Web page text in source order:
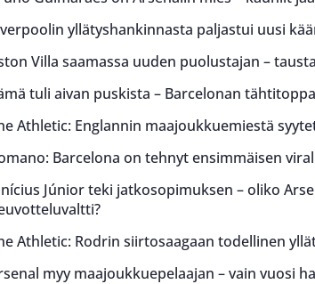
yllätyshankinnasta paljastui uusi
Villa saamassa uuden puolustajan –
tuli aivan puskista – Barcelonan
Athletic: Englannin maajoukkuemiestä
Barcelona on tehnyt ensimmäisen
Júnior teki jatkosopimuksen – oliko
Athletic: Rodrin siirtosaagaan todellinen
myy maajoukkuepelaajan – vain vuosi